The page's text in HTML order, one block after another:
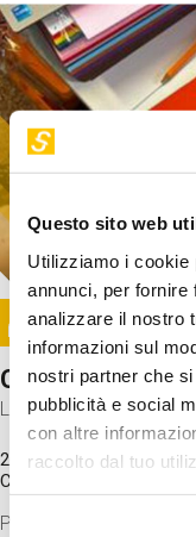
Questo sito web
Utilizziamo i cookie
annunci, per fornire
analizzare il nostro
informazioni sul
nostri partner che
pubblicità e social
con altre
raccolto dal tuo
Selezione
Image
Come funziona
Laboratorio
20 Set 2026 / 11:15 -
Costo
Proveremo a costruire